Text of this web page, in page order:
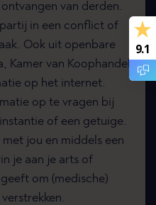
van derden.
in een conflict of
Ook uit openbare
Kamer van Koophandel
op het internet.
op te vragen bij
of een getuige.
jou en middels een
je aan je arts of
om (medische)
9.1